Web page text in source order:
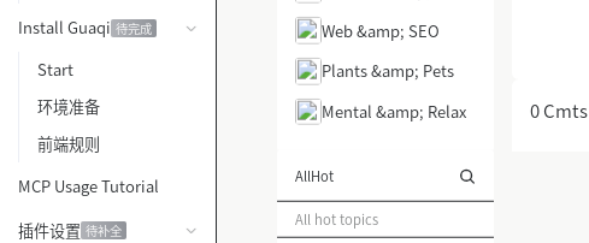
Install Guaqi 待完成
Start
环境准备
前端规则
MCP Usage Tutorial
插件设置 待补全
0 Cmts
Web &amp; SEO
Plants &amp; Pets
Mental &amp; Relax
AllHot
All hot topics